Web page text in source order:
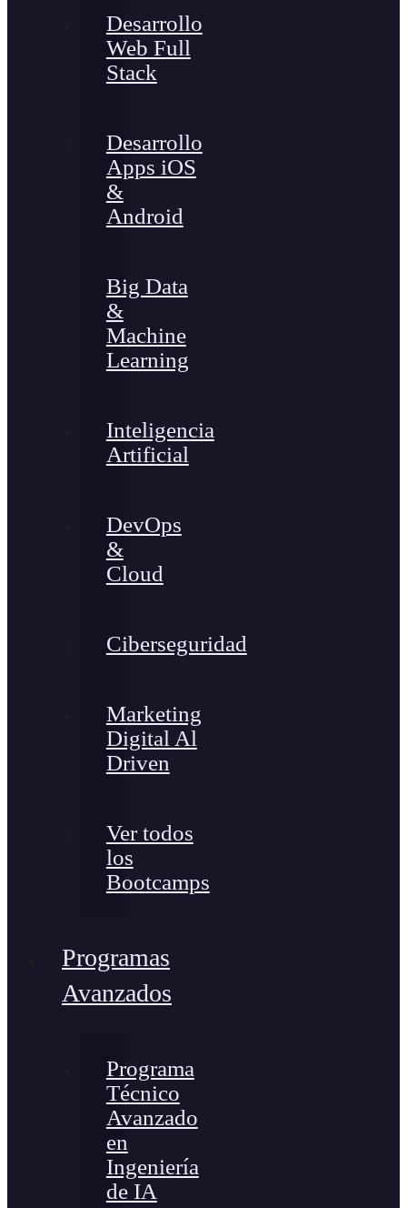
Desarrollo
Web Full
Stack
Desarrollo
Apps iOS
&
Android
Big Data
&
Machine
Learning
Inteligencia
Artificial
DevOps
&
Cloud
Ciberseguridad
Marketing
Digital Al
Driven
Ver todos
los
Bootcamps
Programas
Avanzados
Programa
Técnico
Avanzado
en
Ingeniería
de IA